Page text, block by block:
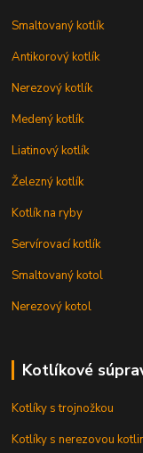
Smaltovaný kotlík
Antikorový kotlík
Nerezový kotlík
Medený kotlík
Liatinový kotlík
Železný kotlík
Kotlík na ryby
Servírovací kotlík
Smaltovaný kotol
Nerezový kotol
Kotlíkové
Kotlíky s trojnožkou
Kotlíky s nerezovou